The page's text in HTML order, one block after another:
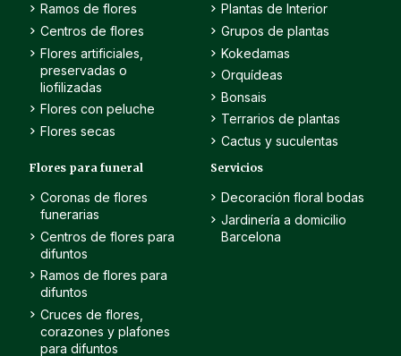
Ramos de flores
Centros de flores
Flores artificiales,
preservadas o
liofilizadas
Flores con peluche
Flores secas
Plantas de Interior
Grupos de plantas
Kokedamas
Orquídeas
Bonsais
Terrarios de plantas
Cactus y suculentas
Flores para funeral
Coronas de flores
funerarias
Centros de flores para
difuntos
Ramos de flores para
difuntos
Cruces de flores,
corazones y plafones
para difuntos
Servicios
Decoración floral bodas
Jardinería a domicilio
Barcelona